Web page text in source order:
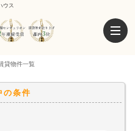
ウス
貸物件一覧
の条件